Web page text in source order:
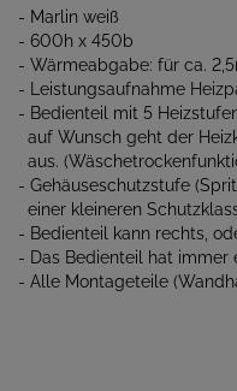
- Marlin weiß
- 600h x 450b
- Wärmeabgabe: für ca.
- Leistungsaufnahme
- Bedienteil mit 5
auf Wunsch geht der
aus.
- Gehäuseschutzstufe
einer kleineren
- Bedienteil kann rechts,
- Das Bedienteil hat immer
- Alle Montageteile